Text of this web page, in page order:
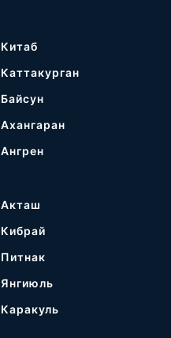
Китаб
Каттакурган
Байсун
Ахангаран
Ангрен
Акташ
Кибрай
Питнак
Янгиюль
Каракуль